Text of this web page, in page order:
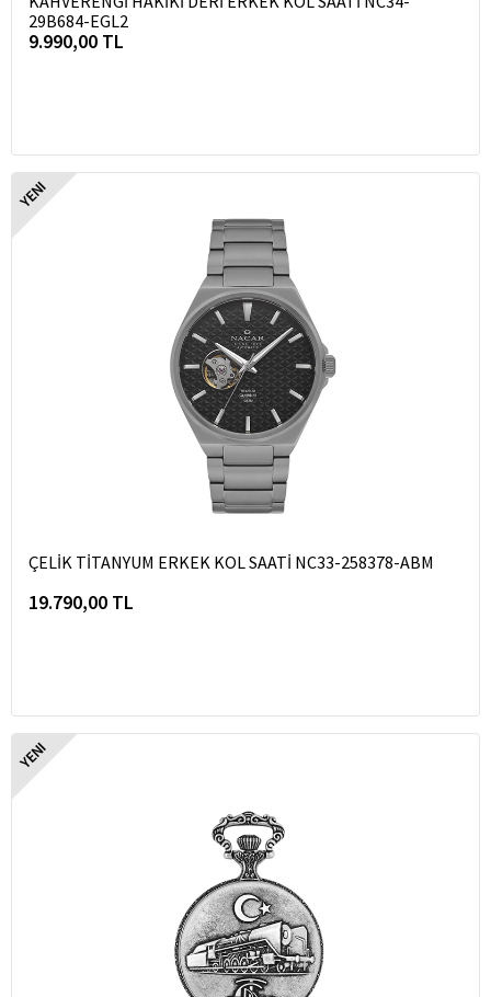
29B684-EGL2
9.990,00 TL
YENI
ÇELİK TİTANYUM ERKEK KOL SAATİ NC33-258378-ABM
19.790,00 TL
YENI